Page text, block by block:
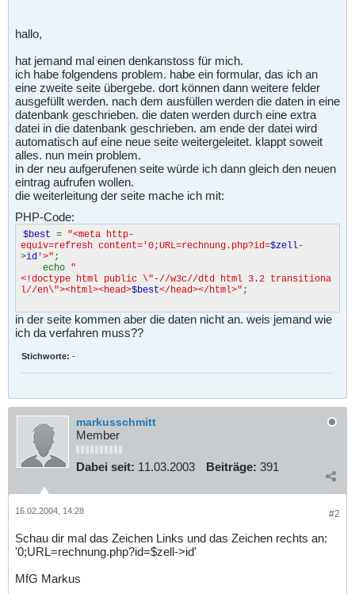
hallo,
hat jemand mal einen denkanstoss für mich.
ich habe folgendens problem. habe ein formular, das ich an
eine zweite seite übergebe. dort können dann weitere felder
ausgefüllt werden. nach dem ausfüllen werden die daten in eine
datenbank geschrieben. die daten werden durch eine extra
datei in die datenbank geschrieben. am ende der datei wird
automatisch auf eine neue seite weitergeleitet. klappt soweit
alles. nun mein problem.
in der neu aufgerufenen seite würde ich dann gleich den neuen
eintrag aufrufen wollen.
die weiterleitung der seite mache ich mit:
PHP-Code:
$best = "<meta http-
equiv=refresh content='0;URL=rechnung.php?id=$zell-
>id '>" ;
echo "
<!doctype html public \"-//w3c//dtd html 3.2 transitiona
l//en\"><html><head>$best</head></html>" ;
in der seite kommen aber die daten nicht an. weis jemand wie
ich da verfahren muss??
Stichworte: -
markusschmitt
Member
Dabei seit: 11.03.2003 Beiträge: 391
#2
16.02.2004, 14:28
Schau dir mal das Zeichen Links und das Zeichen rechts an:
'0;URL=rechnung.php?id=$zell->id'
MfG Markus